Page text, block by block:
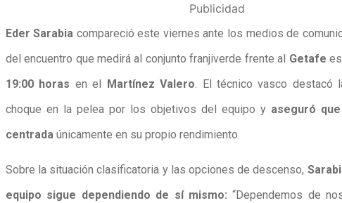
Publicidad
Eder Sarabia compareció este viernes ante los medios de
del encuentro que medirá al conjunto franjiverde frente al Getafe
19:00 horas en el Martínez Valero . El técnico vasco destacó
choque en la pelea por los objetivos del equipo y aseguró
centrada únicamente en su propio rendimiento.
Sobre la situación clasificatoria y las opciones de descenso,
equipo sigue dependiendo de sí mismo: “Dependemos de